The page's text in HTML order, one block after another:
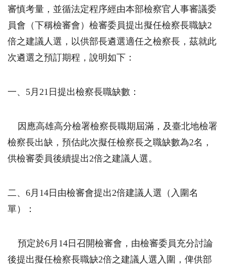
審慎考量，並循法定程序經由本部檢察官人事審議委
員會（下稱檢審會）檢審委員提出擬任檢察長職缺2
倍之建議人選，以供部長遴選適任之檢察長，茲就此
次遴選之預訂期程，說明如下：
一、 5 月 21 日提出檢察長職缺數：
因應高雄高分檢署檢察長職期屆滿，及臺北地檢署
檢察長出缺，預估此次擬任檢察長之職缺數為2名，
供檢審委員後續提出2倍之建議人選。
二、 6 月 14日由檢審會提出2倍建議人選（入圍名
單）：
預定於6 月 14日召開檢審會，由檢審委員充分討論
後提出擬任檢察長職缺2倍之建議人選入圍，俾供部